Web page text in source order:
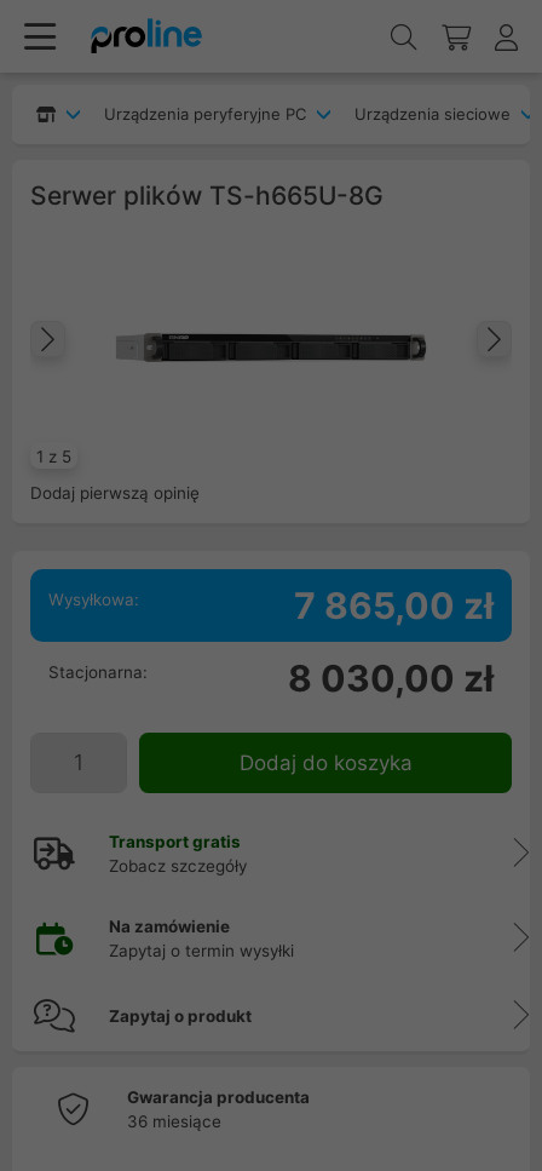
Urządzenia peryferyjne PC Urządzenia sieciowe
Serwer plików TS-h665U-8G
1 z 5
Poprzedni
Dodaj pierwszą opinię
Wysyłkowa: 7 865,00 zł
Stacjonarna: 8 030,00 zł
Dodaj do koszyka
Transport gratis
Zobacz szczegóły
Na zamówienie
Zapytaj o termin wysyłki
Zapytaj o produkt
Gwarancja producenta
36 miesiące